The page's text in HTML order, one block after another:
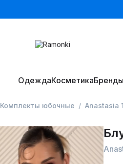
ОдеждаКосметикаБренды
Комплекты юбочные Anastasia